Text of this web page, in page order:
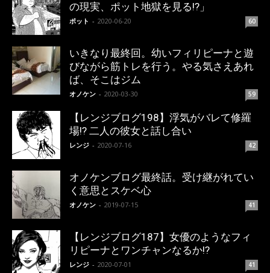
の現実、ポット地獄を見る!?」
ポット - 2020-06-20 60
いきなり最終回。幼いフィリピーナと遊
びながら筋トレを行う。やる気さえあれ
ば、そこはジム
オノケン - 2020-03-30 59
【レンジブログ198】浮気がバレて修羅
場!? 二人の彼女と話し合い
レンジ - 2020-07-16 42
オノケンブログ最終話。受け継がれてい
く意思とスケベ心
オノケン - 2019-07-15 41
【レンジブログ187】女優のようなフィ
リピーナとワンチャンなるか!?
レンジ - 2020-07-01 41